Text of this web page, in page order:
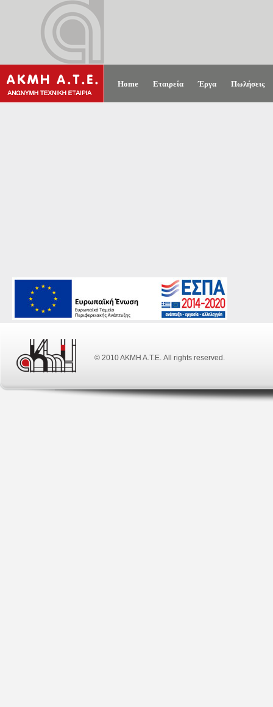
Home Εταιρεία Έργα Πωλήσεις
© 2010 ΑΚΜΗ Α.Τ.Ε. All rights reserved.